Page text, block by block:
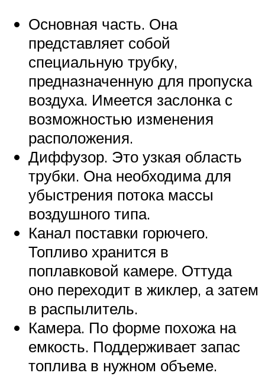
Основная часть. Она
представляет собой
специальную трубку,
предназначенную для пропуска
воздуха. Имеется заслонка с
возможностью изменения
расположения.
Диффузор. Это узкая область
трубки. Она необходима для
убыстрения потока массы
воздушного типа.
Канал поставки горючего.
Топливо хранится в
поплавковой камере. Оттуда
оно переходит в жиклер, а затем
в распылитель.
Камера. По форме похожа на
емкость. Поддерживает запас
топлива в нужном объеме.